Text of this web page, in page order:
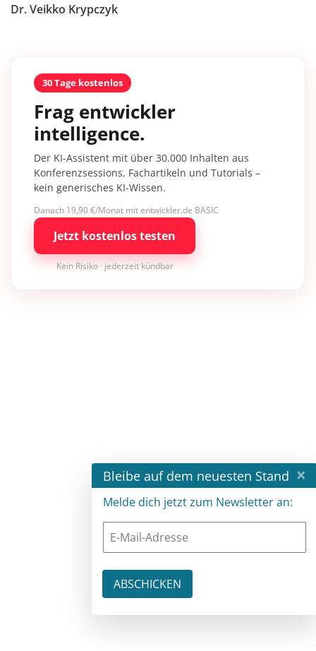
Dr. Veikko Krypczyk
30 Tage kostenlos
Frag entwickler
intelligence.
Der KI-Assistent mit über 30.000 Inhalten aus
Konferenzsessions, Fachartikeln und Tutorials –
kein generisches KI-Wissen.
Danach 19,90 €/Monat mit entwickler.de BASIC
Jetzt kostenlos testen
Kein Risiko · jederzeit kündbar
Bleibe auf dem neuesten Stand ×
Melde dich jetzt zum Newsletter an: